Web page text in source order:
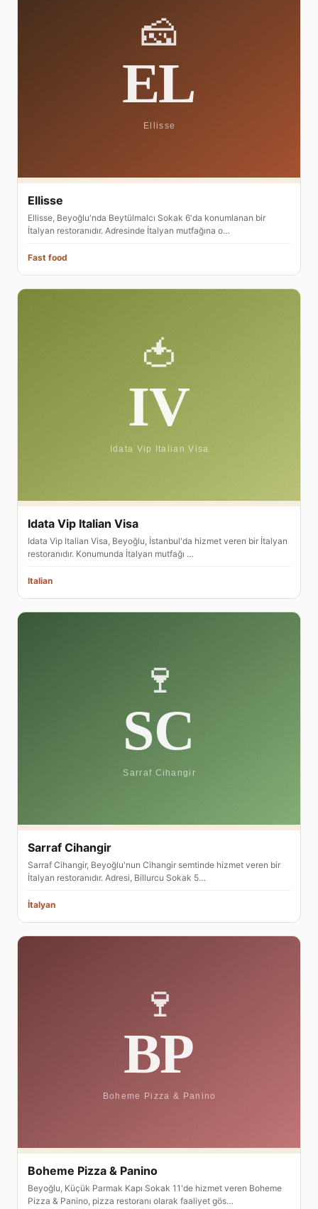
Ellisse
Ellisse, Beyoğlu'nda Beytülmalcı Sokak 6'da konumlanan bir
İtalyan restoranıdır. Adresinde İtalyan mutfağına o…
Fast food
Idata Vip Italian Visa
Idata Vip Italian Visa, Beyoğlu, İstanbul'da hizmet veren bir İtalyan
restoranıdır. Konumunda İtalyan mutfağı …
Italian
Sarraf Cihangir
Sarraf Cihangir, Beyoğlu'nun Cihangir semtinde hizmet veren bir
İtalyan restoranıdır. Adresi, Billurcu Sokak 5…
İtalyan
Boheme Pizza & Panino
Beyoğlu, Küçük Parmak Kapı Sokak 11'de hizmet veren Boheme
Pizza & Panino, pizza restoranı olarak faaliyet gös…